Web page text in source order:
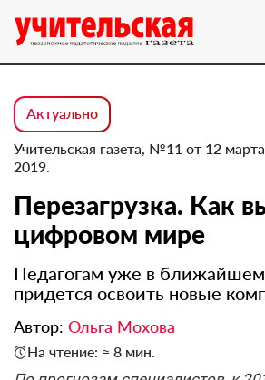
Актуально
Учительская газета, №11 от 12 марта
2019.
Перезагрузка. Как
цифровом мире
Педагогам уже в
придется освоить новые
Автор: Ольга Мохова
На чтение: ≈ 8 мин.